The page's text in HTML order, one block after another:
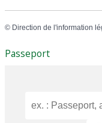
© Direction de l'information
Passeport